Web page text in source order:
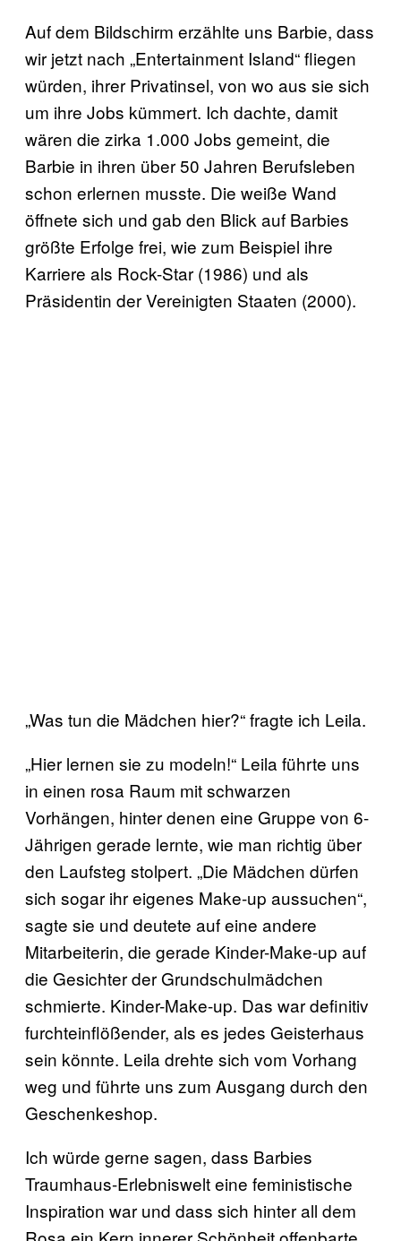
Auf dem Bildschirm erzählte uns Barbie, dass
wir jetzt nach „Entertainment Island“ fliegen
würden, ihrer Privatinsel, von wo aus sie sich
um ihre Jobs kümmert. Ich dachte, damit
wären die zirka 1.000 Jobs gemeint, die
Barbie in ihren über 50 Jahren Berufsleben
schon erlernen musste. Die weiße Wand
öffnete sich und gab den Blick auf Barbies
größte Erfolge frei, wie zum Beispiel ihre
Karriere als Rock-Star (1986) und als
Präsidentin der Vereinigten Staaten (2000).
„Was tun die Mädchen hier?“ fragte ich Leila.
„Hier lernen sie zu modeln!“ Leila führte uns
in einen rosa Raum mit schwarzen
Vorhängen, hinter denen eine Gruppe von 6-
Jährigen gerade lernte, wie man richtig über
den Laufsteg stolpert. „Die Mädchen dürfen
sich sogar ihr eigenes Make-up aussuchen“,
sagte sie und deutete auf eine andere
Mitarbeiterin, die gerade Kinder-Make-up auf
die Gesichter der Grundschulmädchen
schmierte. Kinder-Make-up. Das war definitiv
furchteinflößender, als es jedes Geisterhaus
sein könnte. Leila drehte sich vom Vorhang
weg und führte uns zum Ausgang durch den
Geschenkeshop.
Ich würde gerne sagen, dass Barbies
Traumhaus-Erlebniswelt eine feministische
Inspiration war und dass sich hinter all dem